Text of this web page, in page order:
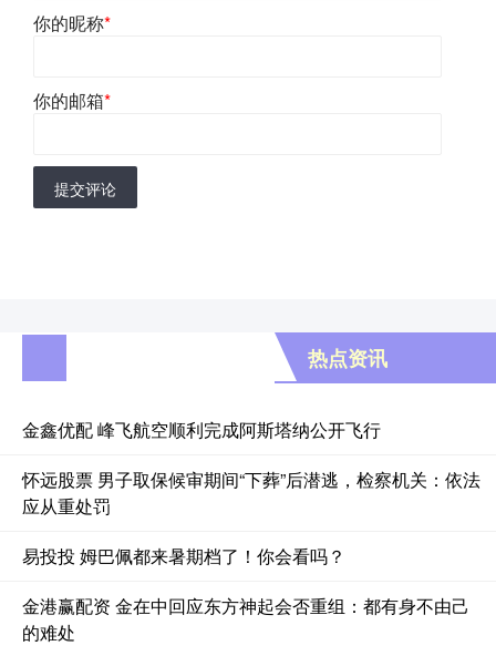
你的昵称*
你的邮箱*
提交评论
热点资讯
金鑫优配 峰飞航空顺利完成阿斯塔纳公开飞行
怀远股票 男子取保候审期间“下葬”后潜逃，检察机关：依法
应从重处罚
易投投 姆巴佩都来暑期档了！你会看吗？
金港赢配资 金在中回应东方神起会否重组：都有身不由己
的难处